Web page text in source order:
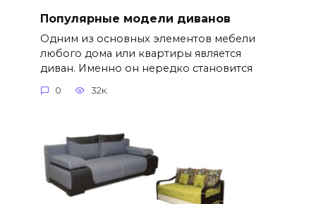
Популярные модели диванов
Одним из основных элементов мебели
любого дома или квартиры является
диван. Именно он нередко становится
0 32к.